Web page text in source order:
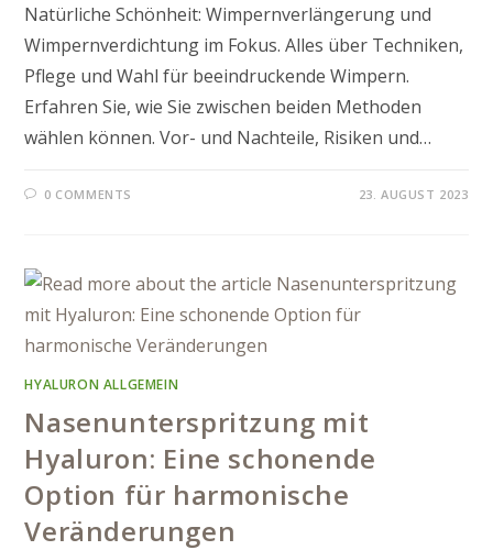
Natürliche Schönheit: Wimpernverlängerung und
Wimpernverdichtung im Fokus. Alles über Techniken,
Pflege und Wahl für beeindruckende Wimpern.
Erfahren Sie, wie Sie zwischen beiden Methoden
wählen können. Vor- und Nachteile, Risiken und…
0 COMMENTS 23. AUGUST 2023
HYALURON ALLGEMEIN
Nasenunterspritzung mit
Hyaluron: Eine schonende
Option für harmonische
Veränderungen